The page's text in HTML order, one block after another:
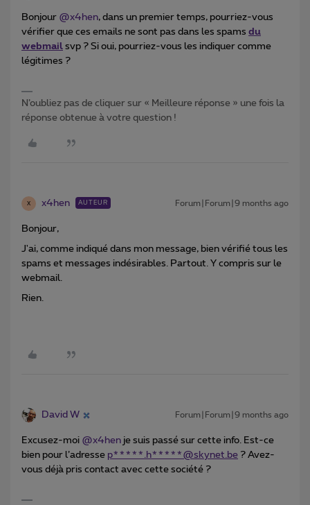
Bonjour ​ @x4hen, dans un premier temps, pourriez-vous
vérifier que ces emails ne sont pas dans les spams du
webmail svp ? Si oui, pourriez-vous les indiquer comme
légitimes ?
N’oubliez pas de cliquer sur « Meilleure réponse » une fois la
réponse obtenue à votre question !
X x4hen AUTEUR Forum|Forum|9 months ago
Bonjour,
J'ai, comme indiqué dans mon message, bien vérifié tous les
spams et messages indésirables. Partout. Y compris sur le
webmail.
Rien.
David W Forum|Forum|9 months ago
Excusez-moi ​ @x4hen je suis passé sur cette info. Est-ce
bien pour l’adresse p*****.h*****@skynet.be ? Avez-
vous déjà pris contact avec cette société ?